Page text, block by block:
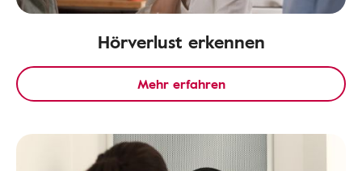
Hörverlust erkennen
Mehr erfahren